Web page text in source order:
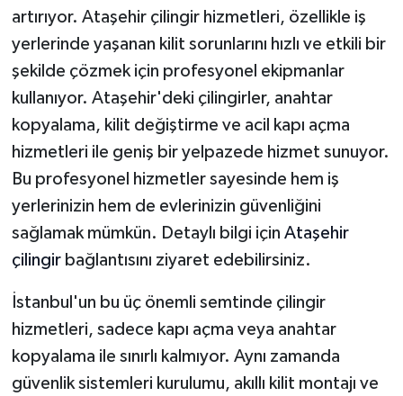
artırıyor. Ataşehir çilingir hizmetleri, özellikle iş
yerlerinde yaşanan kilit sorunlarını hızlı ve etkili bir
şekilde çözmek için profesyonel ekipmanlar
kullanıyor. Ataşehir'deki çilingirler, anahtar
kopyalama, kilit değiştirme ve acil kapı açma
hizmetleri ile geniş bir yelpazede hizmet sunuyor.
Bu profesyonel hizmetler sayesinde hem iş
yerlerinizin hem de evlerinizin güvenliğini
sağlamak mümkün. Detaylı bilgi için Ataşehir
çilingirbağlantısını ziyaret edebilirsiniz.
İstanbul'un bu üç önemli semtinde çilingir
hizmetleri, sadece kapı açma veya anahtar
kopyalama ile sınırlı kalmıyor. Aynı zamanda
güvenlik sistemleri kurulumu, akıllı kilit montajı ve